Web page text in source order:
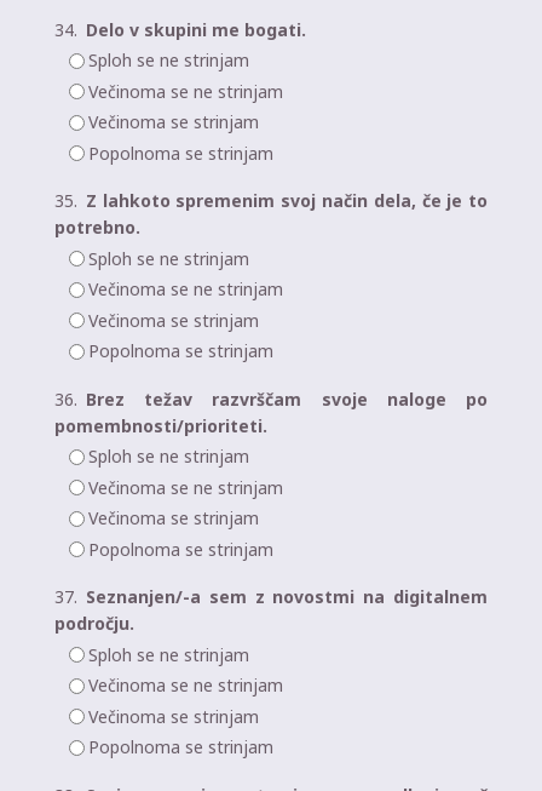
34. Delo v skupini me bogati.
Sploh se ne strinjam
Večinoma se ne strinjam
Večinoma se strinjam
Popolnoma se strinjam
35. Z lahkoto spremenim svoj način dela, če je to
potrebno.
Sploh se ne strinjam
Večinoma se ne strinjam
Večinoma se strinjam
Popolnoma se strinjam
36. Brez težav razvrščam svoje naloge po
pomembnosti/prioriteti.
Sploh se ne strinjam
Večinoma se ne strinjam
Večinoma se strinjam
Popolnoma se strinjam
37. Seznanjen/-a sem z novostmi na digitalnem
področju.
Sploh se ne strinjam
Večinoma se ne strinjam
Večinoma se strinjam
Popolnoma se strinjam